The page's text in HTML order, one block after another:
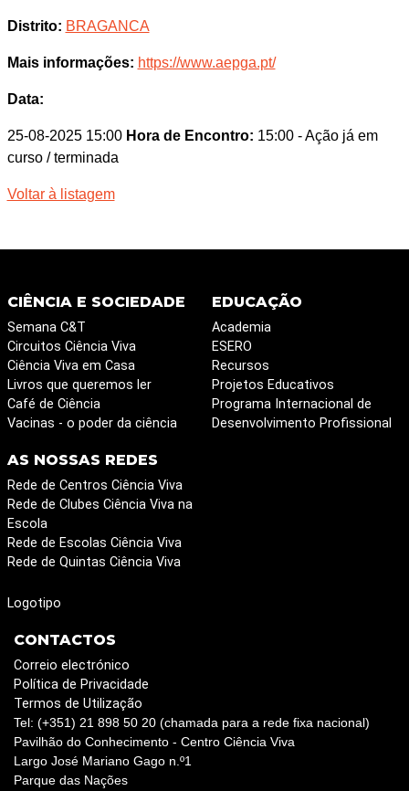
Distrito: BRAGANCA
Mais informações: https://www.aepga.pt/
Data:
25-08-2025 15:00 Hora de Encontro: 15:00 - Ação já em
curso / terminada
Voltar à listagem
CIÊNCIA E SOCIEDADE
Semana C&T
Circuitos Ciência Viva
Ciência Viva em Casa
Livros que queremos ler
Café de Ciência
Vacinas - o poder da ciência
EDUCAÇÃO
Academia
ESERO
Recursos
Projetos Educativos
Programa Internacional de
Desenvolvimento Profissional
AS NOSSAS REDES
Rede de Centros Ciência Viva
Rede de Clubes Ciência Viva na
Escola
Rede de Escolas Ciência Viva
Rede de Quintas Ciência Viva
Logotipo
CONTACTOS
Correio electrónico
Política de Privacidade
Termos de Utilização
Tel: (+351) 21 898 50 20 (chamada para a rede fixa nacional)
Pavilhão do Conhecimento - Centro Ciência Viva
Largo José Mariano Gago n.º1
Parque das Nações